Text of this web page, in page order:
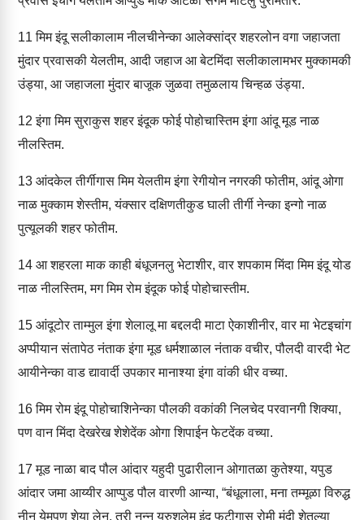
11 मिम इंदू सलीकालाम नीलचीनेन्का आलेक्सांद्र शहरलोन वगा जहाजता
मुंदार प्रवासकी येलतीम, आदी जहाज आ बेटमिंदा सलीकालामभर मुक्कामकी
उंड्या, आ जहाजला मुंदार बाजूक जुळवा तमुळलाय चिन्हळ उंड्या.
12 इंगा मिम सुराकुस शहर इंदूक फोई पोहोचास्तिम इंगा आंदू मूड नाळ
नीलस्तिम.
13 आंदकेल तीर्गीगास मिम येलतीम इंगा रेगीयोन नगरकी फोतीम, आंदू ओगा
नाळ मुक्काम शेस्तीम, यंक्सार दक्षिणतीकुड घाली तीर्गी नेन्का इन्गो नाळ
पुत्यूलकी शहर फोतीम.
14 आ शहरला माक काही बंधूजनलु भेटाशीर, वार शपकाम मिंदा मिम इंदू योड
नाळ नीलस्तिम, मग मिम रोम इंदूक फोई पोहोचास्तीम.
15 आंदूटोर ताम्मुल इंगा शेलालू मा बद्दलदी माटा ऐकाशीनीर, वार मा भेटइचांग
अप्पीयान संतापेठ नंताक इंगा मूड धर्मशाळाल नंताक वचीर, पौलदी वारदी भेट
आयीनेन्का वाड द्यावार्दी उपकार मानाश्या इंगा वांकी धीर वच्या.
16मिम रोम इंदू पोहोचाशिनेन्का पौलकी वकांकी निलचेद परवानगी शिक्या,
पण वान मिंदा देखरेख शेशेदेंक ओगा शिपाईन फेटदेंक वच्या.
17 मूड नाळा बाद पौल आंदार यहुदी पुढारीलान ओगातळा कुतेश्या, यपुड
आंदार जमा आय्यीर आप्पुड पौल वारणी आन्या, “बंधूलाला, मना तम्मूळा विरुद्ध
नीन येमपण शेया लेन, तरी नन्नु यरुशलेम इंदू फटीगास रोमी मंदी शेतल्या